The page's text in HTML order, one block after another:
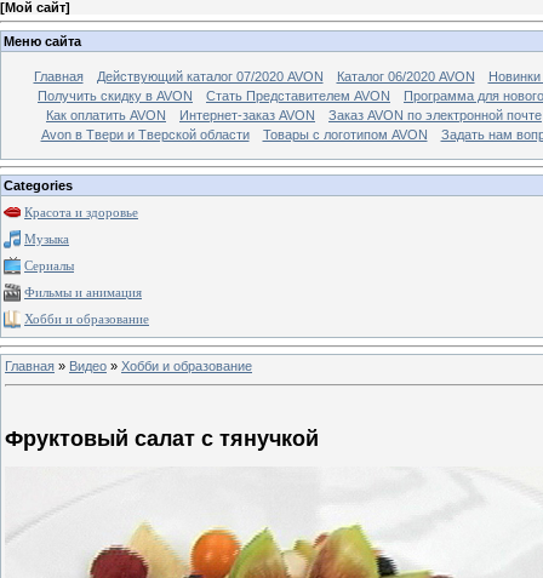
[Мой сайт]
Меню сайта
Главная Действующий каталог 07/2020 AVON Каталог 06/2020 AVON
Новинки
Получить скидку в AVON
Стать Представителем AVON
Программа для
Как оплатить AVON
Интернет-заказ AVON
Заказ AVON по электронной почте
Avon в Твери и Тверской области
Товары с логотипом AVON Задать нам
Categories
Красота и здоровье
Музыка
Сериалы
Фильмы и анимация
Хобби и образование
Главная » Видео » Хобби и образование
Фруктовый салат с тянучкой